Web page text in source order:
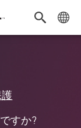
すか?